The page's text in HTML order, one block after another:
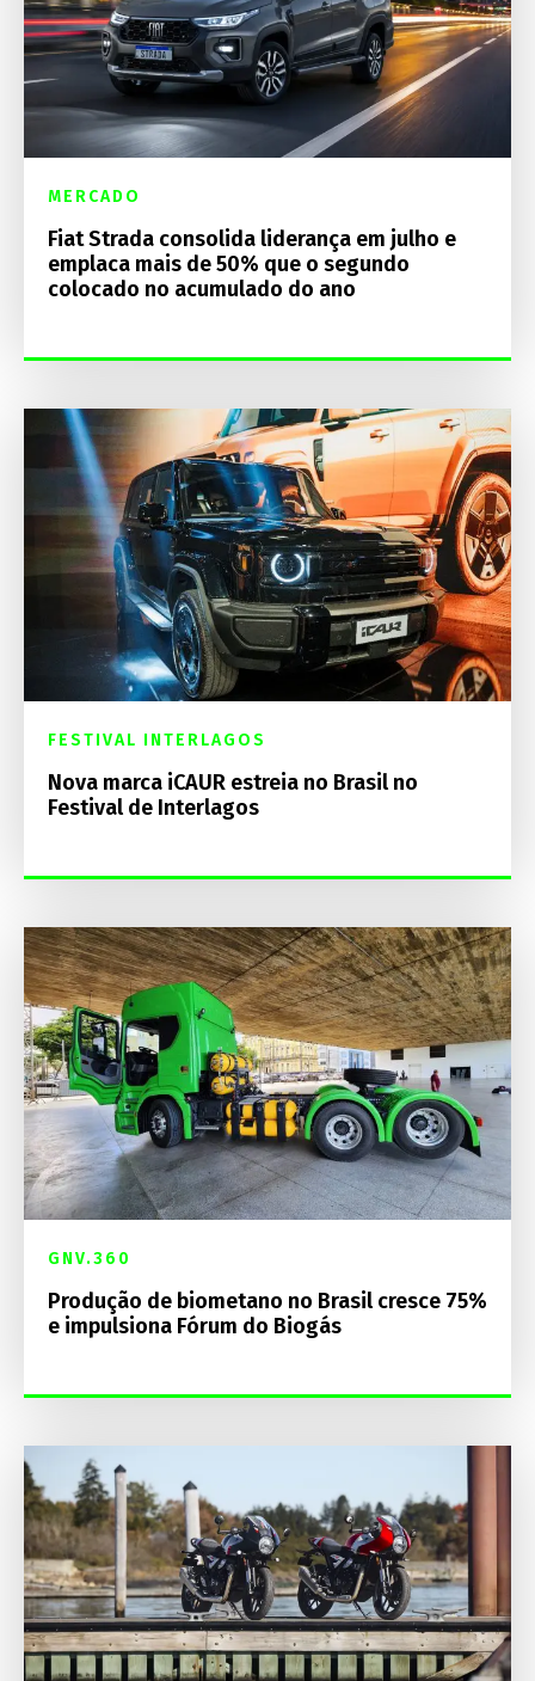
MERCADO
Fiat Strada consolida liderança em julho e
emplaca mais de 50% que o segundo
colocado no acumulado do ano
FESTIVAL INTERLAGOS
Nova marca iCAUR estreia no Brasil no
Festival de Interlagos
GNV.360
Produção de biometano no Brasil cresce 75%
e impulsiona Fórum do Biogás